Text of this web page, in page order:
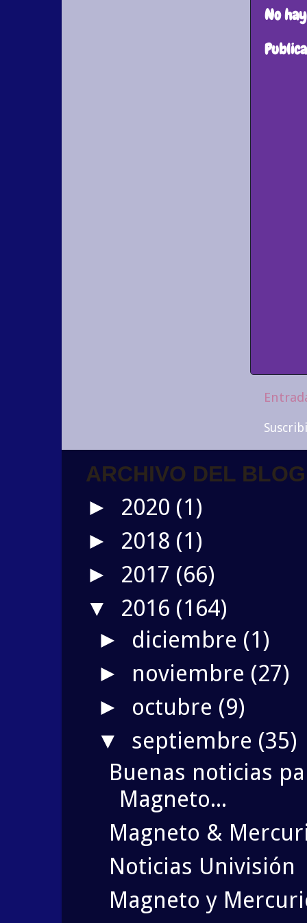
No
ARCHIVO DEL BLOG
► 2020 (1)
► 2018 (1)
► 2017 (66)
▼ 2016 (164)
► diciembre (1)
► noviembre (27)
► octubre (9)
▼ septiembre (35)
Buenas noticias
Magneto...
Magneto &
Noticias Univisión
Magneto y